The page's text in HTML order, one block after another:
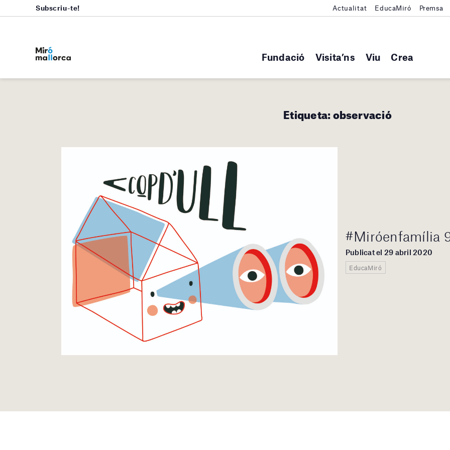
Fundació Visita’ns Viu Crea
Subscriu-te! Actualitat EducaMiró Premsa
Etiqueta:observació
#Miróenfamília
Publicat el 29 abril 2020
EducaMiró